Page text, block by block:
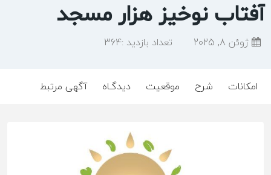
آفتاب نوخیز هزار مسجد
ژوئن 8, 2025 تعداد بازدید :364
امکانات شرح موقعیت دیدگـاه آگهی مرتبط